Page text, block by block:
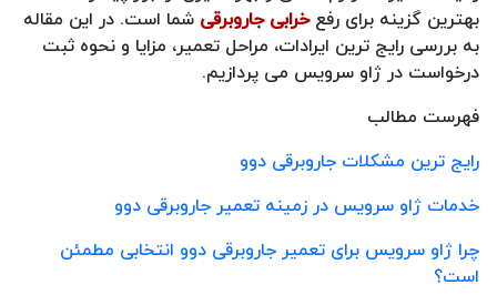
بهترین گزینه برای رفعخرابی جاروبرقی شما است. در این مقاله
به بررسی رایج‌ ترین ایرادات، مراحل تعمیر، مزایا و نحوه ثبت
درخواست در ژاو سرویس می‌ پردازیم.
فهرست مطالب
رایج ترین مشکلات جاروبرقی دوو
خدمات ژاو سرویس در زمینه تعمیر جاروبرقی دوو
چرا ژاو سرویس برای تعمیر جاروبرقی دوو انتخابی مطمئن
است؟